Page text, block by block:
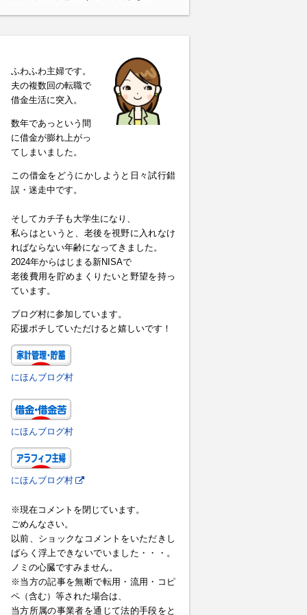
ふわふわ主婦です。
夫の複数回の転職で
借金生活に突入。
数年であっという間
に借金が膨れ上がっ
てしまいました。
この借金をどうにかしようと日々試行錯
誤・迷走中です。
そしてカチ子も大学生になり、
私らはというと、老後を視野に入れなけ
ればならない年齢になってきました。
2024年からはじまる新NISAで
老後費用を貯めまくりたいと野望を持っ
ています。
ブログ村に参加しています。
応援ポチしていただけると嬉しいです！
にほんブログ村
にほんブログ村
にほんブログ村
※現在コメントを閉じています。
ごめんなさい。
以前、ショックなコメントをいただきし
ばらく浮上できないでいました・・・。
ノミの心臓ですみません。
※当方の記事を無断で転用・流用・コピ
ペ（含む）等された場合は、
当方所属の事業者を通じて法的手段をと